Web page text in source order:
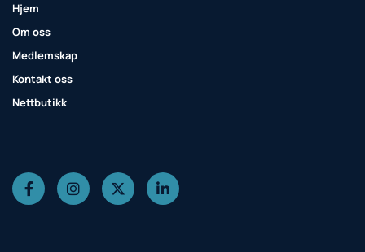
Hjem
Om oss
Medlemskap
Kontakt oss
Nettbutikk